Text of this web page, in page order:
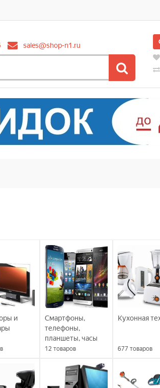
sales@shop-n1.ru
и
Смартфоны,
телефоны,
планшеты, часы
12 товаров
Кухонная
677 товаров